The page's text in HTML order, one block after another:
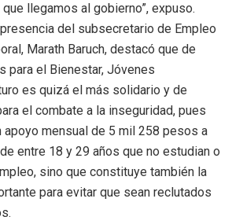
llegamos al gobierno”, expuso.
del subsecretario de Empleo
Marath Baruch, destacó que de
para el Bienestar, Jóvenes
es quizá el más solidario y de
el combate a la inseguridad, pues
apoyo mensual de 5 mil 258 pesos a
entre 18 y 29 años que no estudian o
sino que constituye también la
para evitar que sean reclutados